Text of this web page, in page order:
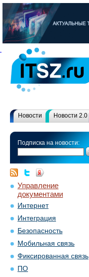
Новости Новости 2.0
Подписка на новости:
Управление
документами
Интернет
Интеграция
Безопасность
Мобильная связь
Фиксированная связь
ПО